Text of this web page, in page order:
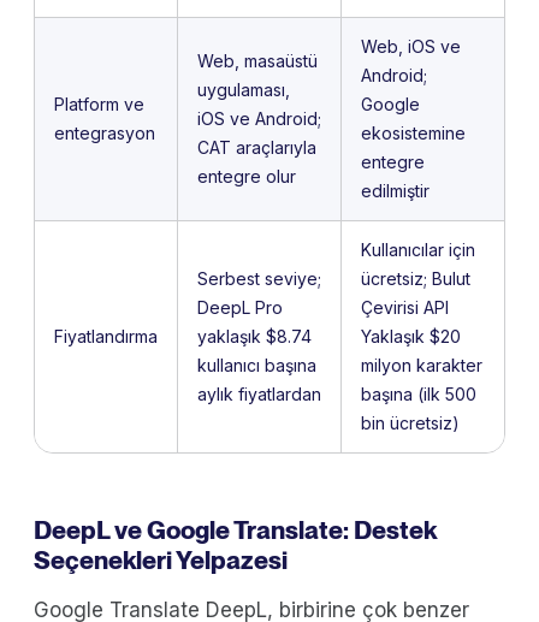
Platform ve
entegrasyon
Web, masaüstü
uygulaması,
iOS ve Android;
CAT araçlarıyla
entegre olur
Web, iOS ve
Android;
Google
ekosistemine
entegre
edilmiştir
Fiyatlandırma
Serbest seviye;
DeepL Pro
yaklaşık $8.74
kullanıcı başına
aylık fiyatlardan
Kullanıcılar için
ücretsiz; Bulut
Çevirisi API
Yaklaşık $20
milyon karakter
başına (ilk 500
bin ücretsiz)
DeepL ve Google Translate: Destek
Seçenekleri Yelpazesi
Google Translate DeepL, birbirine çok benzer